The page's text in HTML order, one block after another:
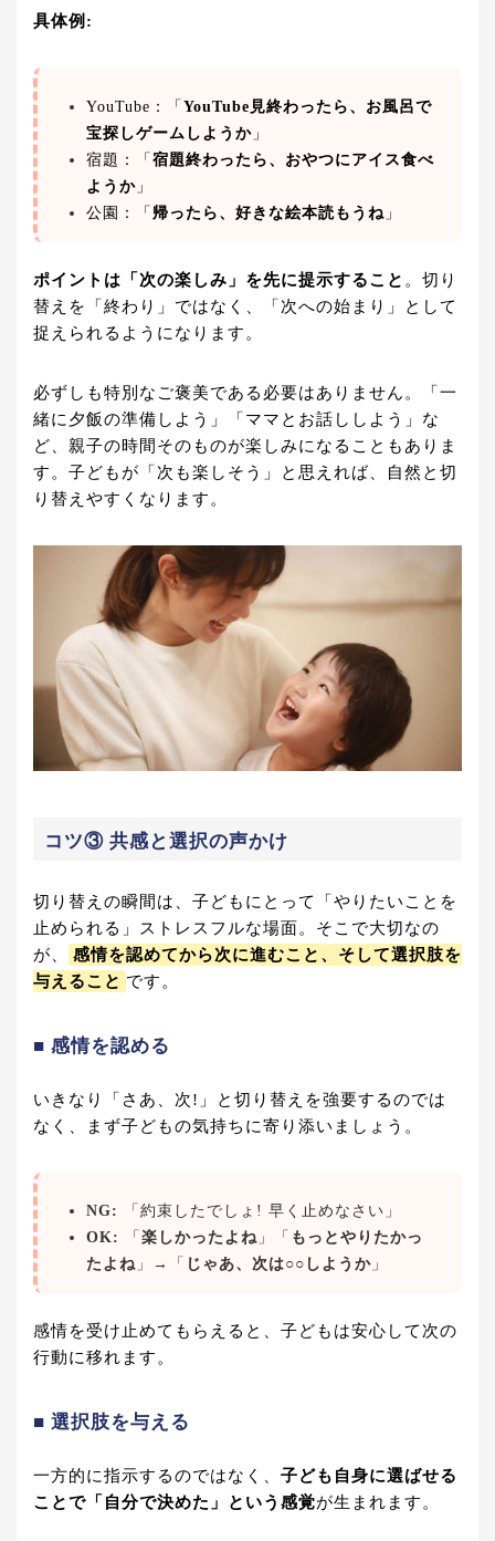
具体例:
YouTube：「YouTube見終わったら、お風呂で
宝探しゲームしようか」
宿題：「宿題終わったら、おやつにアイス食べ
ようか」
公園：「帰ったら、好きな絵本読もうね 」
ポイントは「次の楽しみ」を先に提示すること 。切り
替えを「終わり」ではなく、「次への始まり」として
捉えられるようになります。
必ずしも特別なご褒美である必要はありません。「一
緒に夕飯の準備しよう」「ママとお話ししよう」な
ど、親子の時間そのものが楽しみになることもありま
す。子どもが「次も楽しそう」と思えれば、自然と切
り替えやすくなります。
コツ③ 共感と選択の声かけ
切り替えの瞬間は、子どもにとって「やりたいことを
止められる」ストレスフルな場面。そこで大切なの
が、
感情を認めてから次に進むこと、そして選択肢を
与えること です。
■ 感情を認める
いきなり「さあ、次!」と切り替えを強要するのでは
なく、まず子どもの気持ちに寄り添いましょう。
NG:
「約束したでしょ! 早く止めなさい」
OK:
「楽しかったよね 」「 もっとやりたかっ
たよね 」→「 じゃあ、次は○○しようか」
感情を受け止めてもらえると、子どもは安心して次の
行動に移れます。
■ 選択肢を与える
一方的に指示するのではなく、 子ども自身に選ばせる
ことで「自分で決めた」という感覚が生まれます。